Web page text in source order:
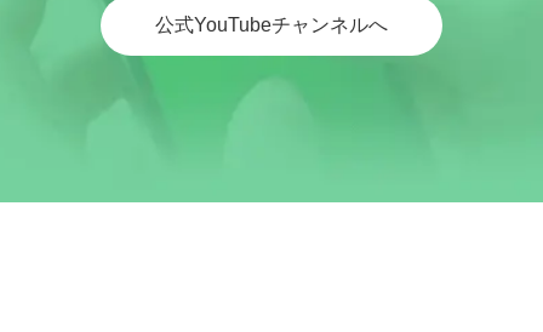
公式YouTubeチャンネルへ